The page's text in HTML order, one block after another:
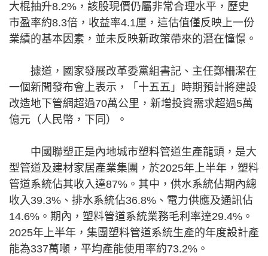
大棍抽升8.2%，該股現價仍屬非常合理水平，歷史
市盈率約8.3倍，收益率4.1厘，這估值僅反映上一份
業績的基本因素，並未反映新政策帶來的潛在憧憬。
據道，國家發展改革委黨組書記、主任鄭柵潔在
一個新聞發布會上表示，「十五五」時期預計將建設
改造地下管網超過70萬公里，新增投資需求超過5萬
億元（人民幣，下同）。
中國聯塑正是內地城市塑料管道生產龍頭，是大
型管道及建材家居產業集團，於2025年上半年，塑料
管道系統佔其收入達87%。其中，供水系統佔期內總
收入39.3%、排水系統佔36.8%、電力供應及通訊佔
14.6%。期內，塑料管道系統業務毛利率達29.4%。
2025年上半年，集團塑料管道系統生產的年度設計產
能為337萬噸，平均產能使用率約73.2%。